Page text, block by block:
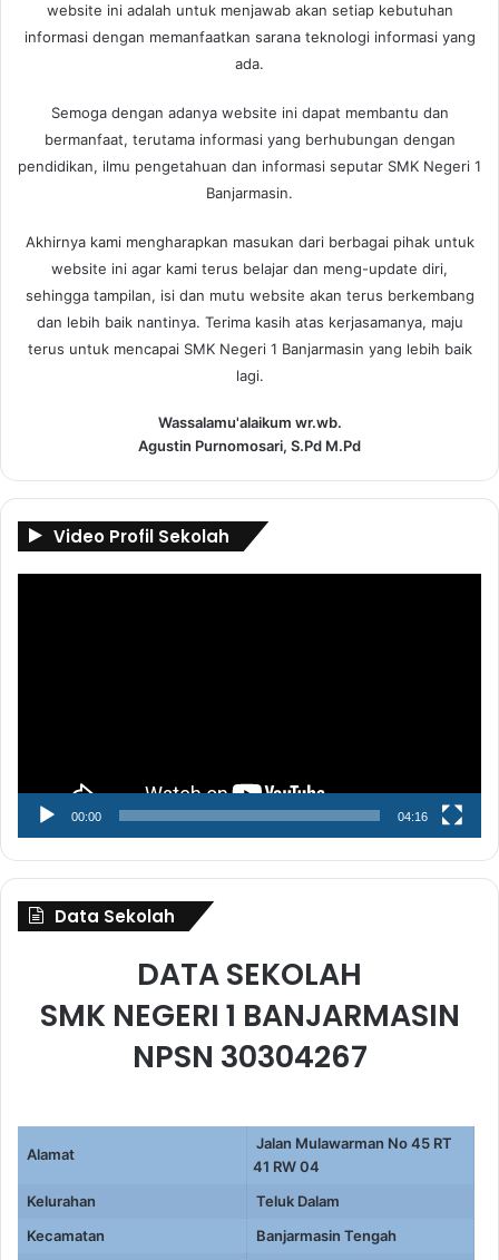
website ini adalah untuk menjawab akan setiap kebutuhan
informasi dengan memanfaatkan sarana teknologi informasi yang
ada.
Semoga dengan adanya website ini dapat membantu dan
bermanfaat, terutama informasi yang berhubungan dengan
pendidikan, ilmu pengetahuan dan informasi seputar SMK Negeri 1
Banjarmasin.
Akhirnya kami mengharapkan masukan dari berbagai pihak untuk
website ini agar kami terus belajar dan meng-update diri,
sehingga tampilan, isi dan mutu website akan terus berkembang
dan lebih baik nantinya. Terima kasih atas kerjasamanya, maju
terus untuk mencapai SMK Negeri 1 Banjarmasin yang lebih baik
lagi.
Wassalamu'alaikum wr.wb.
Agustin Purnomosari, S.Pd M.Pd
Video Profil Sekolah
00:00 04:16
Data Sekolah
DATA SEKOLAH
SMK NEGERI 1 BANJARMASIN
NPSN 30304267
Alamat
Jalan Mulawarman No 45 RT
41 RW 04
Kelurahan
Teluk Dalam
Kecamatan
Banjarmasin Tengah